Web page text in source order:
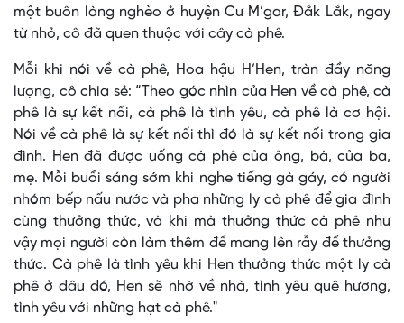
một buôn làng nghèo ở huyện Cư M’gar, Đắk Lắk, ngay
từ nhỏ, cô đã quen thuộc với cây cà phê.
Mỗi khi nói về cà phê, Hoa hậu H’Hen, tràn đầy năng
lượng, cô chia sẻ: “Theo góc nhìn của Hen về cà phê, cà
phê là sự kết nối, cà phê là tình yêu, cà phê là cơ hội.
Nói về cà phê là sự kết nối thì đó là sự kết nối trong gia
đình. Hen đã được uống cà phê của ông, bà, của ba,
mẹ. Mỗi buổi sáng sớm khi nghe tiếng gà gáy, có người
nhóm bếp nấu nước và pha những ly cà phê để gia đình
cùng thưởng thức, và khi mà thưởng thức cà phê như
vậy mọi người còn làm thêm để mang lên rẫy để thưởng
thức. Cà phê là tình yêu khi Hen thưởng thức một ly cà
phê ở đâu đó, Hen sẽ nhớ về nhà, tình yêu quê hương,
tình yêu với những hạt cà phê."